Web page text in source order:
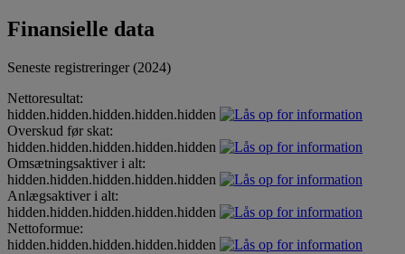
Finansielle data
Seneste registreringer (2024)
Nettoresultat:
hidden.hidden.hidden.hidden.hidden
Overskud før skat:
hidden.hidden.hidden.hidden.hidden
Omsætningsaktiver i alt:
hidden.hidden.hidden.hidden.hidden
Anlægsaktiver i alt:
hidden.hidden.hidden.hidden.hidden
Nettoformue:
hidden.hidden.hidden.hidden.hidden